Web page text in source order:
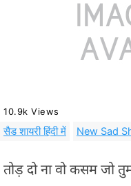
10.9k Views
सैड शायरी हिंदी में New Sad
तोड़ दो ना वो कसम जो